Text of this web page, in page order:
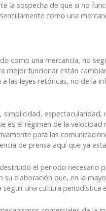
la sospecha de que si no
como una
como una mercancía, no
mejor funcionar están
las leyes retóricas, no de la
simplicidad,
es el régimen de la
para las
de prensa aquí que ya
el periodo necesario
su elaboración que, en la
una cultura periodística